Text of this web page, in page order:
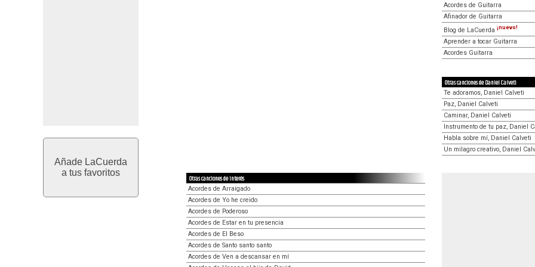
Añade LaCuerda
a tus favoritos
Acordes de Guitarra
Afinador de Guitarra
Blog de LaCuerda ¡nuevo!
Aprender a tocar Guitarra
Acordes Guitarra
Otras canciones de Daniel Calveti
Te adoramos, Daniel Calveti
Paz, Daniel Calveti
Caminar, Daniel Calveti
Instrumento de tu paz, Daniel
Habla sobre mí, Daniel Calveti
Un milagro creativo, Daniel
Otras canciones de interés
Acordes de Arraigado
Acordes de Yo he creido
Acordes de Poderoso
Acordes de Estar en tu presencia
Acordes de El Beso
Acordes de Santo santo santo
Acordes de Ven a descansar en mí